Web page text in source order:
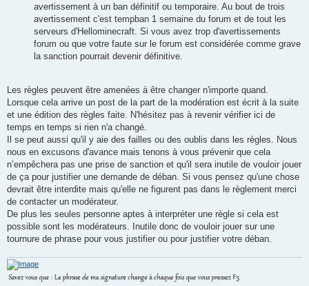
avertissement à un ban définitif ou temporaire. Au bout de trois
avertissement c'est tempban 1 semaine du forum et de tout les
serveurs d'Hellominecraft. Si vous avez trop d'avertissements
forum ou que votre faute sur le forum est considérée comme grave
la sanction pourrait devenir définitive.
Les règles peuvent être amenées à être changer n'importe quand.
Lorsque cela arrive un post de la part de la modération est écrit à la suite
et une édition des règles faite. N'hésitez pas à revenir vérifier ici de
temps en temps si rien n'a changé.
Il se peut aussi qu'il y aie des failles ou des oublis dans les règles. Nous
nous en excusons d'avance mais tenons à vous prévenir que cela
n’empêchera pas une prise de sanction et qu'il sera inutile de vouloir jouer
de ça pour justifier une demande de déban. Si vous pensez qu'une chose
devrait être interdite mais qu'elle ne figurent pas dans le règlement merci
de contacter un modérateur.
De plus les seules personne aptes à interpréter une règle si cela est
possible sont les modérateurs. Inutile donc de vouloir jouer sur une
tournure de phrase pour vous justifier ou pour justifier votre déban.